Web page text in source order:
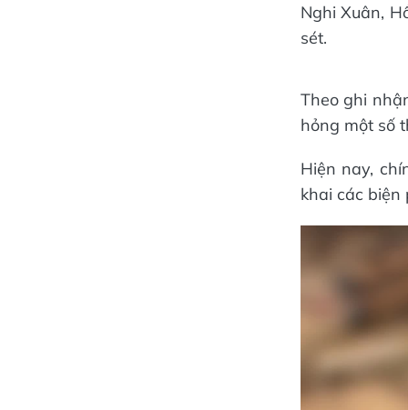
Nghi Xuân,
sét.
Theo ghi
hỏng một số
Hiện nay,
khai các biện